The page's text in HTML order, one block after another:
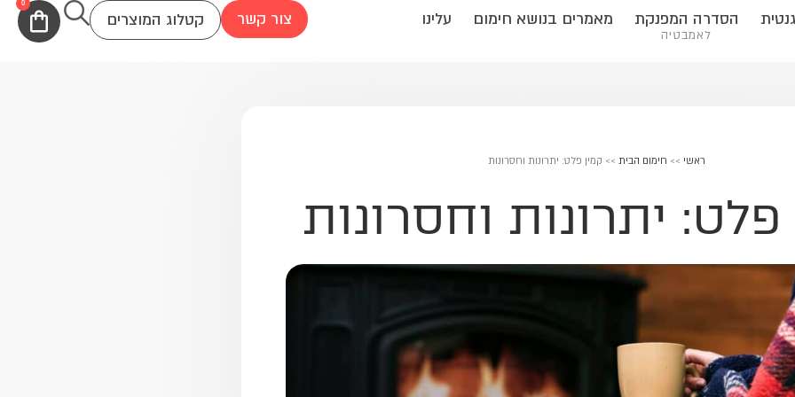
הסדרה המפנקת
לאמבטיה
מאמרים בנושא חימום עלינו צור קשר קטלוג המוצרים
0
עגלת
קניות
ראשי >> חימום הבית >> קמין פלט: יתרונות וחסרונות
פלט: יתרונות וחסרונות